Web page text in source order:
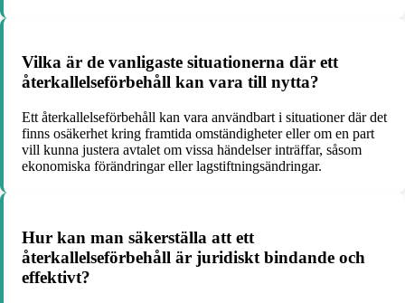
Vilka är de vanligaste situationerna där ett
återkallelseförbehåll kan vara till nytta?
Ett återkallelseförbehåll kan vara användbart i situationer där det
finns osäkerhet kring framtida omständigheter eller om en part
vill kunna justera avtalet om vissa händelser inträffar, såsom
ekonomiska förändringar eller lagstiftningsändringar.
Hur kan man säkerställa att ett
återkallelseförbehåll är juridiskt bindande och
effektivt?